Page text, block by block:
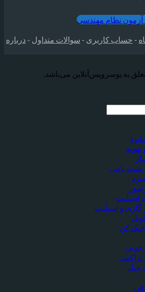
آزمون نظام مهندسی
- حساب کاربری - سوالات متداول - درباره
به یوسرویس‌آنلاین می‌‌باشد.
پشت بامی
اسپلیت
گازی و اسپلیت
خنک کن
جذبی
تراکمی
چیلر